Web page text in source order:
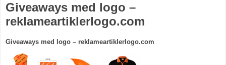
Giveaways med logo –
reklameartiklerlogo.com
Giveaways med logo – reklameartiklerlogo.com